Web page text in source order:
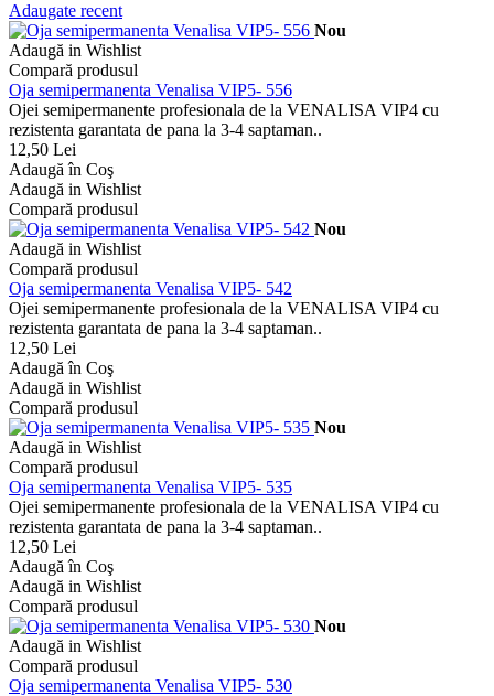
Adaugate recent
Nou
Adaugă in Wishlist
Compară produsul
Oja semipermanenta Venalisa VIP5- 556
Ojei semipermanente profesionala de la VENALISA VIP4 cu
rezistenta garantata de pana la 3-4 saptaman..
12,50 Lei
Adaugă în Coş
Adaugă in Wishlist
Compară produsul
Nou
Adaugă in Wishlist
Compară produsul
Oja semipermanenta Venalisa VIP5- 542
Ojei semipermanente profesionala de la VENALISA VIP4 cu
rezistenta garantata de pana la 3-4 saptaman..
12,50 Lei
Adaugă în Coş
Adaugă in Wishlist
Compară produsul
Nou
Adaugă in Wishlist
Compară produsul
Oja semipermanenta Venalisa VIP5- 535
Ojei semipermanente profesionala de la VENALISA VIP4 cu
rezistenta garantata de pana la 3-4 saptaman..
12,50 Lei
Adaugă în Coş
Adaugă in Wishlist
Compară produsul
Nou
Adaugă in Wishlist
Compară produsul
Oja semipermanenta Venalisa VIP5- 530